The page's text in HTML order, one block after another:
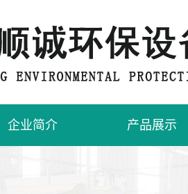
企业简介 产品展示